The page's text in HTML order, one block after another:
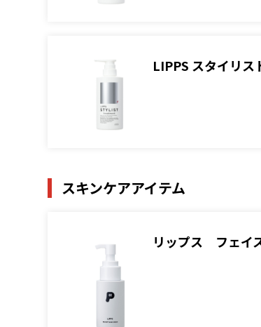
LIPPS スタイリス
スキンケアアイテム
リップス フェイ